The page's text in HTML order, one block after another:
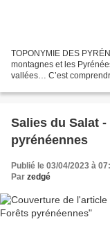
TOPONYMIE DES
montagnes et les
vallées… C’est
Salies du Salat
pyrénéennes
Publié le 03/04/2023 à
Par zedgé